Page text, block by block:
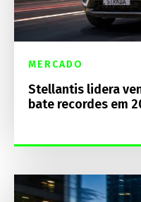
MERCADO
Stellantis lidera
bate recordes em